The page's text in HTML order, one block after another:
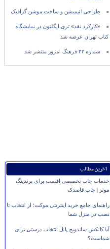
طراحی انیمیشن و ساخت موشن گرافیک
«کارکرد نقد» تری ایگلتون در نمایشگاه
کتاب تهران عرضه شد
شماره ۲۲ فرهنگ امروز منتشر شد
آخرین مطالب
خدمات چاپ تخصصی افست برای برندینگ
موثر | چاپ قاصدک
راهنمای جامع خرید اینترنتی موکت؛ از انتخاب تا
نصب در منزل شما
آیا کانکس ساندویچ پانل انتخاب درستی برای
شماست؟